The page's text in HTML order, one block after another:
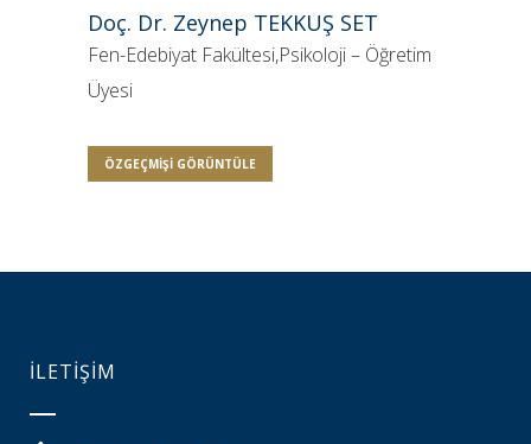
Doç. Dr. Zeynep TEKKUŞ SET
Fen-Edebiyat Fakültesi,Psikoloji – Öğretim
Üyesi
ÖZGEÇMIŞI GÖRÜNTÜLE
İLETİŞİM